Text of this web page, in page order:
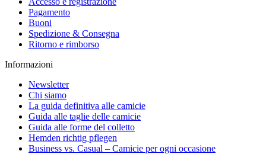
Pagamento
Buoni
Spedizione & Consegna
Ritorno e rimborso
Informazioni
Newsletter
Chi siamo
La guida definitiva alle camicie
Guida alle taglie delle camicie
Guida alle forme del colletto
Hemden richtig pflegen
Business vs. Casual – Camicie per ogni occasione